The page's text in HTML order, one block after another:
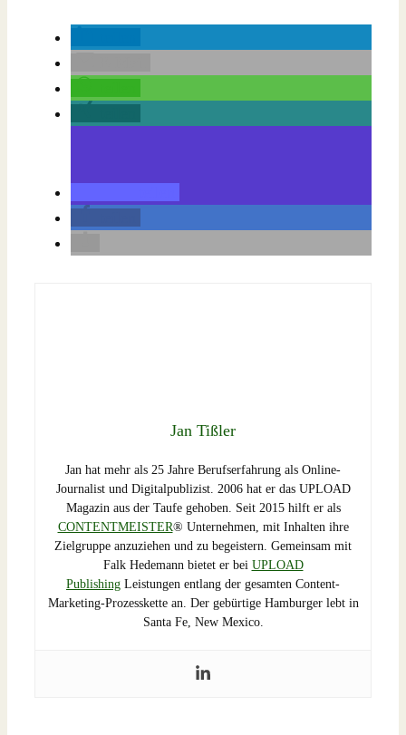
Jan Tißler
Jan hat mehr als 25 Jahre Berufserfahrung als Online-
Journalist und Digitalpublizist. 2006 hat er das UPLOAD
Magazin aus der Taufe gehoben. Seit 2015 hilft er als
CONTENTMEISTER® Unternehmen, mit Inhalten ihre
Zielgruppe anzuziehen und zu begeistern. Gemeinsam mit
Falk Hedemann bietet er bei UPLOAD
Publishing Leistungen entlang der gesamten Content-
Marketing-Prozesskette an. Der gebürtige Hamburger lebt in
Santa Fe, New Mexico.